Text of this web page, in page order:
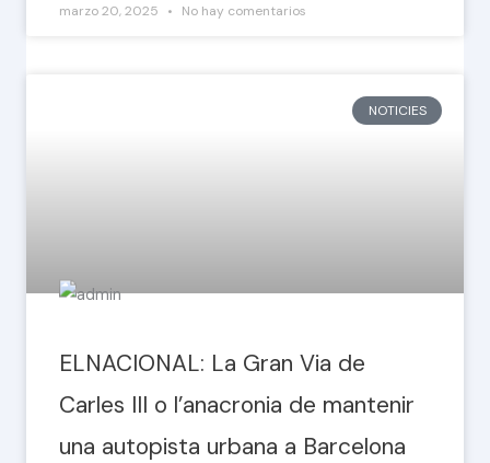
marzo 20, 2025 No hay comentarios
NOTICIES
ELNACIONAL: La Gran Via de
Carles III o l’anacronia de mantenir
una autopista urbana a Barcelona